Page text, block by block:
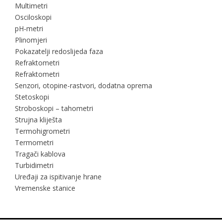
Multimetri
Osciloskopi
pH-metri
Plinomjeri
Pokazatelji redoslijeda faza
Refraktometri
Refraktometri
Senzori, otopine-rastvori, dodatna oprema
Stetoskopi
Stroboskopi – tahometri
Strujna kliješta
Termohigrometri
Termometri
Tragači kablova
Turbidimetri
Uređaji za ispitivanje hrane
Vremenske stanice